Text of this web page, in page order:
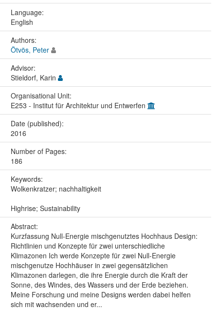
Language:
English
Authors:
Ötvös, Peter
Advisor:
Stieldorf, Karin
Organisational Unit:
E253 - Institut für Architektur und Entwerfen
Date (published):
2016
Number of Pages:
186
Keywords:
Wolkenkratzer; nachhaltigkeit
Highrise; Sustainability
Abstract:
Kurzfassung Null-Energie mischgenutztes Hochhaus Design:
Richtlinien und Konzepte für zwei unterschiedliche
Klimazonen Ich werde Konzepte für zwei Null-Energie
mischgenutze Hochhäuser in zwei gegensätzlichen
Klimazonen darlegen, die ihre Energie durch die Kraft der
Sonne, des Windes, des Wassers und der Erde beziehen.
Meine Forschung und meine Designs werden dabei helfen
sich mit wachsenden und er...